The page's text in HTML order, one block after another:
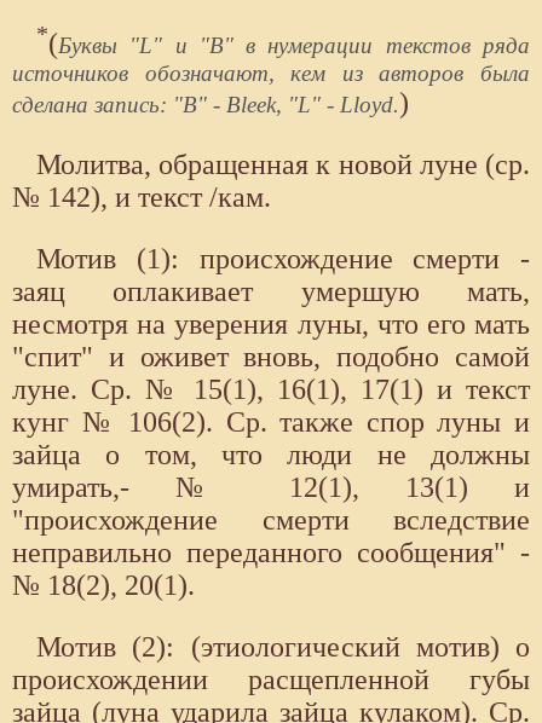
*(Буквы "L" и "В" в нумерации текстов ряда
источников обозначают, кем из авторов была
сделана запись: "В" - Bleek, "L" - Lloyd.)
Молитва, обращенная к новой луне (ср.
№ 142), и текст /кам.
Мотив (1): происхождение смерти -
заяц оплакивает умершую мать,
несмотря на уверения луны, что его мать
"спит" и оживет вновь, подобно самой
луне. Ср. № 15(1), 16(1), 17(1) и текст
кунг № 106(2). Ср. также спор луны и
зайца о том, что люди не должны
умирать,- № 12(1), 13(1) и
"происхождение смерти вследствие
неправильно переданного сообщения" -
№ 18(2), 20(1).
Мотив (2): (этиологический мотив) о
происхождении расщепленной губы
зайца (луна ударила зайца кулаком). Ср.